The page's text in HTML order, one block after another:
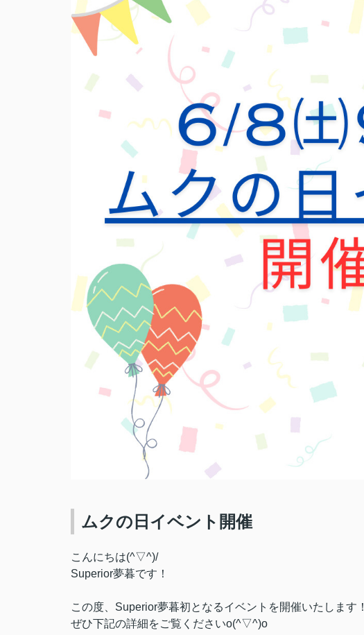
ムクの日イベント開催
こんにちは(^▽^)/
Superior夢暮です！
この度、Superior夢暮初となるイベントを開催いたします！
ぜひ下記の詳細をご覧くださいo(^▽^)o